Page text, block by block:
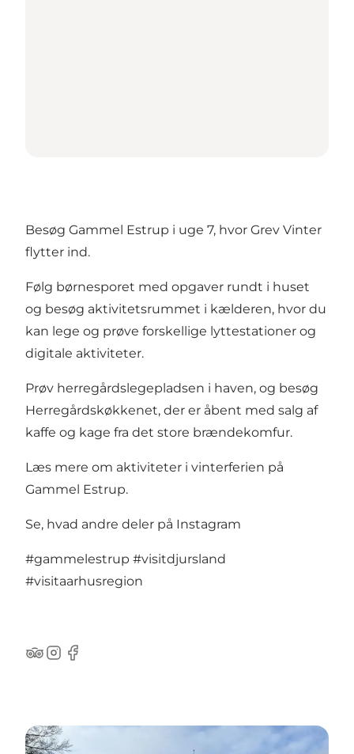
Besøg Gammel Estrup i uge 7, hvor Grev Vinter
flytter ind.
Følg børnesporet med opgaver rundt i huset
og besøg aktivitetsrummet i kælderen, hvor du
kan lege og prøve forskellige lyttestationer og
digitale aktiviteter.
Prøv herregårdslegepladsen i haven, og besøg
Herregårdskøkkenet, der er åbent med salg af
kaffe og kage fra det store brændekomfur.
Læs mere om aktiviteter i vinterferien på
Gammel Estrup.
Se, hvad andre deler på Instagram
#gammelestrup #visitdjursland
#visitaarhusregion
Tripadvisor
Instagram
Facebook